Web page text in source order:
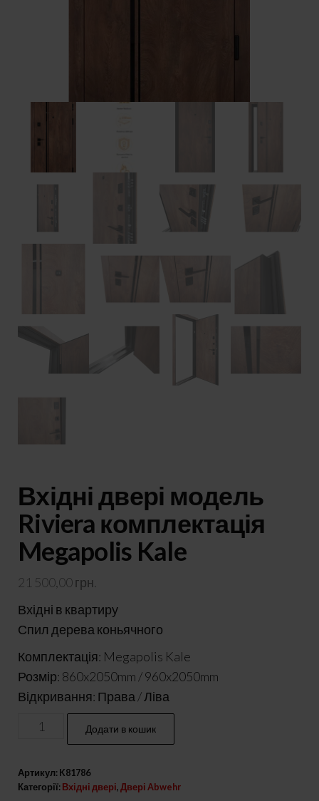
Вхідні двері модель
Riviera комплектація
Megapolis Kale
21 500,00грн.
Вхідні в квартиру
Спил дерева коньячного
Комплектація: Megapolis Kale
Розмір: 860x2050mm / 960x2050mm
Відкривання: Права / Ліва
Вхідні
Riviera
Додати в кошик
Артикул: K81786
Категорії: Вхідні двері, Двері Abwehr